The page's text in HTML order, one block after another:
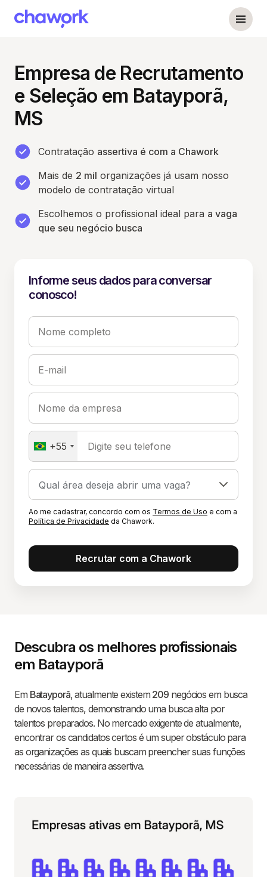
Empresa de Recrutamento
e Seleção em Batayporã,
MS
Contratação assertiva é com a Chawork
Mais de 2 mil organizações já usam nosso
modelo de contratação virtual
Escolhemos o profissional ideal para a vaga
que seu negócio busca
Informe seus dados para conversar
conosco!
Nome completo
E-mail
Nome da empresa
+55 Digite seu telefone
Ao me cadastrar, concordo com os Termos de Uso e com a
Política de Privacidade da Chawork.
Recrutar com a Chawork
Descubra os melhores profissionais
em Batayporã
Em Batayporã, atualmente existem 209 negócios em busca
de novos talentos, demonstrando uma busca alta por
talentos preparados. No mercado exigente de atualmente,
encontrar os candidatos certos é um super obstáculo para
as organizações as quais buscam preencher suas funções
necessárias de maneira assertiva.